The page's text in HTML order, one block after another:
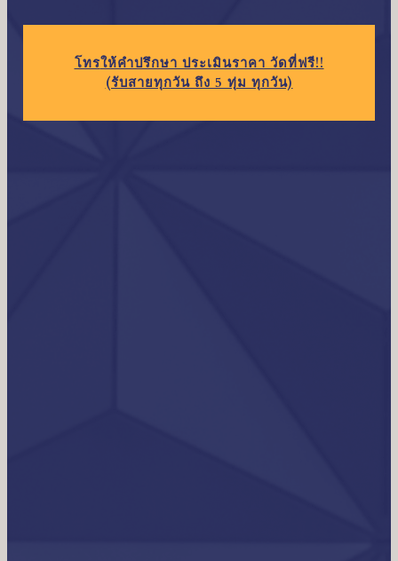
โทรให้คำปรึกษา ประเมินราคา วัดที่ฟรี!!
(รับสายทุกวัน ถึง 5 ทุ่ม ทุกวัน)